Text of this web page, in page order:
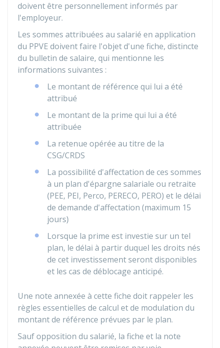
doivent être personnellement informés par
l'employeur.
Les sommes attribuées au salarié en application
du PPVE doivent faire l'objet d'une fiche, distincte
du bulletin de salaire, qui mentionne les
informations suivantes :
Le montant de référence qui lui a été
attribué
Le montant de la prime qui lui a été
attribuée
La retenue opérée au titre de la
CSG/CRDS
La possibilité d'affectation de ces sommes
à un plan d'épargne salariale ou retraite
(PEE, PEI, Perco, PERECO, PERO) et le délai
de demande d'affectation (maximum 15
jours)
Lorsque la prime est investie sur un tel
plan, le délai à partir duquel les droits nés
de cet investissement seront disponibles
et les cas de déblocage anticipé.
Une note annexée à cette fiche doit rappeler les
règles essentielles de calcul et de modulation du
montant de référence prévues par le plan.
Sauf opposition du salarié, la fiche et la note